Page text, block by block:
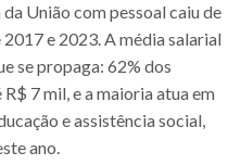
União com pessoal caiu de
e 2023. A média salarial
se propaga: 62% dos
7 mil, e a maioria atua em
e assistência social,
ano.